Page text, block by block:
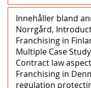
Innehåller bland
Norrgård,
Franchising in
Multiple Case
Contract law
Franchising in
regulation